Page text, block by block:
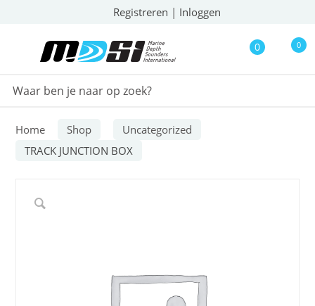
Registreren | Inloggen
0 0
Home Shop
Uncategorized
TRACK JUNCTION BOX